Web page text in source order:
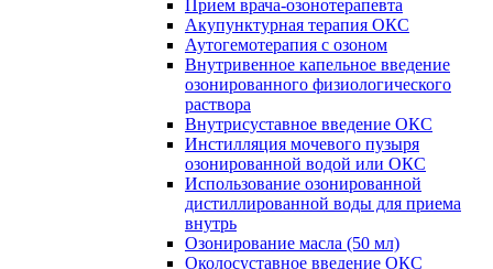
Прием врача-озонотерапевта
Акупунктурная терапия ОКС
Аутогемотерапия с озоном
Внутривенное капельное введение
озонированного физиологического
раствора
Внутрисуставное введение ОКС
Инстилляция мочевого пузыря
озонированной водой или ОКС
Использование озонированной
дистиллированной воды для приема
внутрь
Озонирование масла (50 мл)
Околосуставное введение ОКС